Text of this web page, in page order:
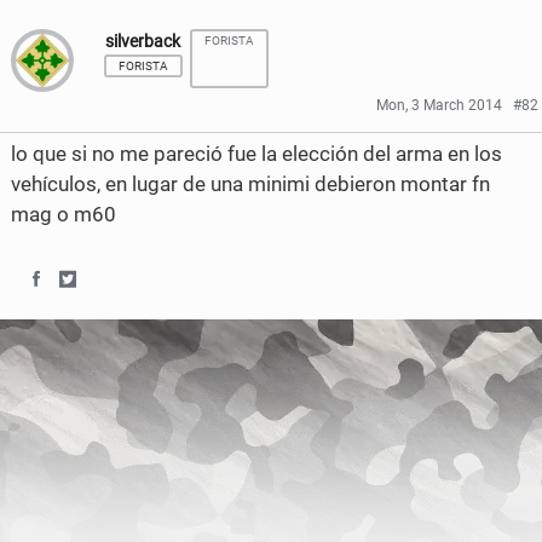
silverback
FORISTA
FORISTA
Mon, 3 March 2014 #82
lo que si no me pareció fue la elección del arma en los
vehículos, en lugar de una minimi debieron montar fn
mag o m60
a
r
h